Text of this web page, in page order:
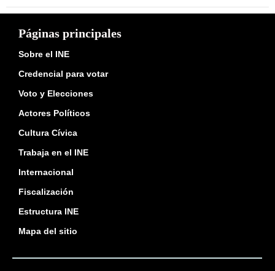
Páginas principales
Sobre el INE
Credencial para votar
Voto y Elecciones
Actores Políticos
Cultura Cívica
Trabaja en el INE
Internacional
Fiscalización
Estructura INE
Mapa del sitio